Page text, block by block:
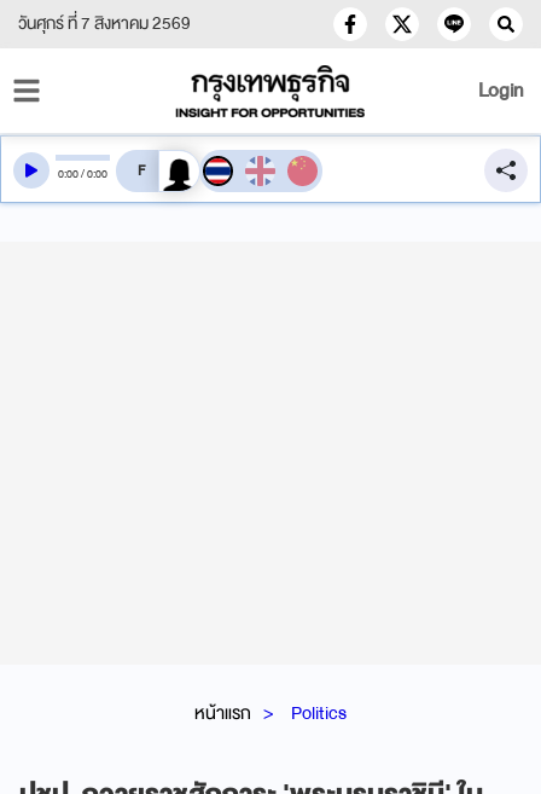
วันศุกร์ ที่ 7 สิงหาคม 2569
Login
หน้าแรก Politics
0:00/0:00 สลับเสียงอ่าน